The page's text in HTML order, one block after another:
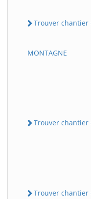
Trouver chantier
MONTAGNE
Trouver chantier
Trouver chantier